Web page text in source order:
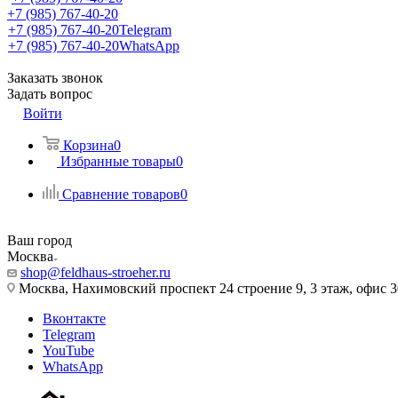
+7 (985) 767-40-20
+7 (985) 767-40-20Telegram
+7 (985) 767-40-20WhatsApp
Заказать звонок
Задать вопрос
Войти
Корзина0
Избранные товары0
Сравнение товаров0
Ваш город
Москва
shop@feldhaus-stroeher.ru
Москва, Нахимовский проспект 24 строение 9, 3 этаж, офис
Вконтакте
Telegram
YouTube
WhatsApp